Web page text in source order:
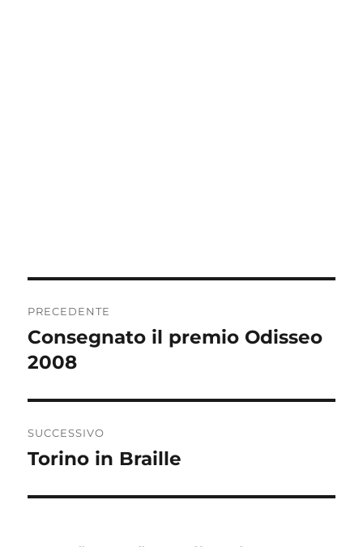
articoli
PRECEDENTE
Articolo
precedente:
Consegnato il premio Odisseo
2008
SUCCESSIVO
Articolo
Torino in Braille